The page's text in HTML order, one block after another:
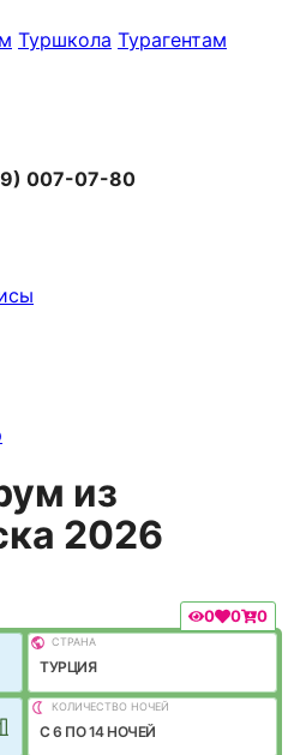
Туршкола Турагентам
007-07-80
из
2026
0 0 0
СТРАНА
ТУРЦИЯ
КОЛИЧЕСТВО НОЧЕЙ
C 6 ПО 14 НОЧЕЙ